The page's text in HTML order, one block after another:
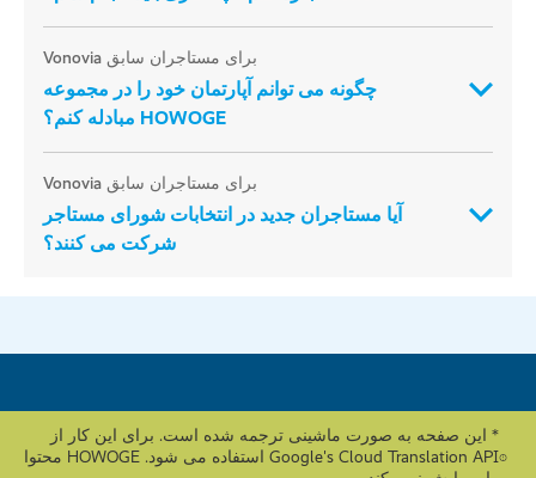
برای مستاجران سابق Vonovia
چگونه می توانم آپارتمان خود را در مجموعه
HOWOGE مبادله کنم؟
برای مستاجران سابق Vonovia
آیا مستاجران جدید در انتخابات شورای مستاجر
شرکت می کنند؟
* این صفحه به صورت ماشینی ترجمه شده است. برای این کار از
Google's Cloud Translation API استفاده می شود. HOWOGE محتوا